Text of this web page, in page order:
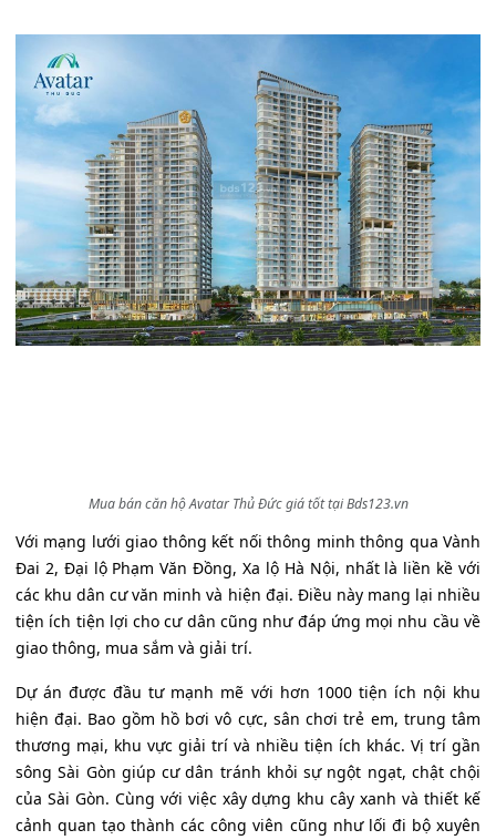
Mua bán căn hộ Avatar Thủ Đức giá tốt tại Bds123.vn
Với mạng lưới giao thông kết nối thông minh thông qua Vành
Đai 2, Đại lộ Phạm Văn Đồng, Xa lộ Hà Nội, nhất là liền kề với
các khu dân cư văn minh và hiện đại. Điều này mang lại nhiều
tiện ích tiện lợi cho cư dân cũng như đáp ứng mọi nhu cầu về
giao thông, mua sắm và giải trí.
Dự án được đầu tư mạnh mẽ với hơn 1000 tiện ích nội khu
hiện đại. Bao gồm hồ bơi vô cực, sân chơi trẻ em, trung tâm
thương mại, khu vực giải trí và nhiều tiện ích khác. Vị trí gần
sông Sài Gòn giúp cư dân tránh khỏi sự ngột ngạt, chật chội
của Sài Gòn. Cùng với việc xây dựng khu cây xanh và thiết kế
cảnh quan tạo thành các công viên cũng như lối đi bộ xuyên